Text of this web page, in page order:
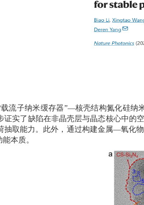
流子纳米缓存器”—核壳结构氮化硅纳
证实了缺陷在非晶壳层与晶态核心中的
抽取能力。此外，通过构建金属—氧化
本质。